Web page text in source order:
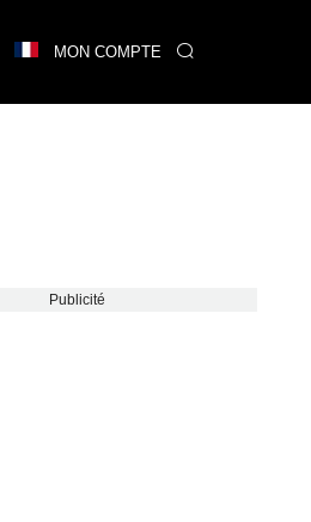
MON COMPTE
Publicité